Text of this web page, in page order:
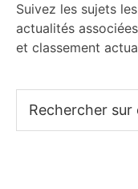
Suivez les sujets
actualités
et classement
sur